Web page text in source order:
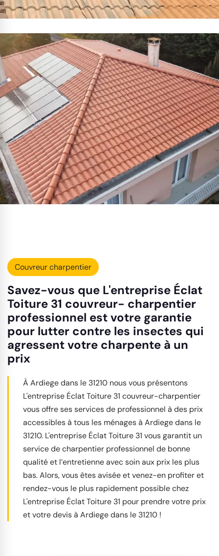
Couvreur charpentier
Savez-vous que L'entreprise Éclat
Toiture 31 couvreur- charpentier
professionnel est votre garantie
pour lutter contre les insectes qui
agressent votre charpente à un
prix
À Ardiege dans le 31210 nous vous présentons
L'entreprise Éclat Toiture 31 couvreur-charpentier
vous offre ses services de professionnel à des prix
accessibles à tous les ménages à Ardiege dans le
31210. L'entreprise Éclat Toiture 31 vous garantit un
service de charpentier professionnel de bonne
qualité et l’entretienne avec soin aux prix les plus
bas. Alors, vous êtes avisée et venez-en profiter et
rendez-vous le plus rapidement possible chez
L'entreprise Éclat Toiture 31 pour prendre votre prix
et votre devis à Ardiege dans le 31210 !